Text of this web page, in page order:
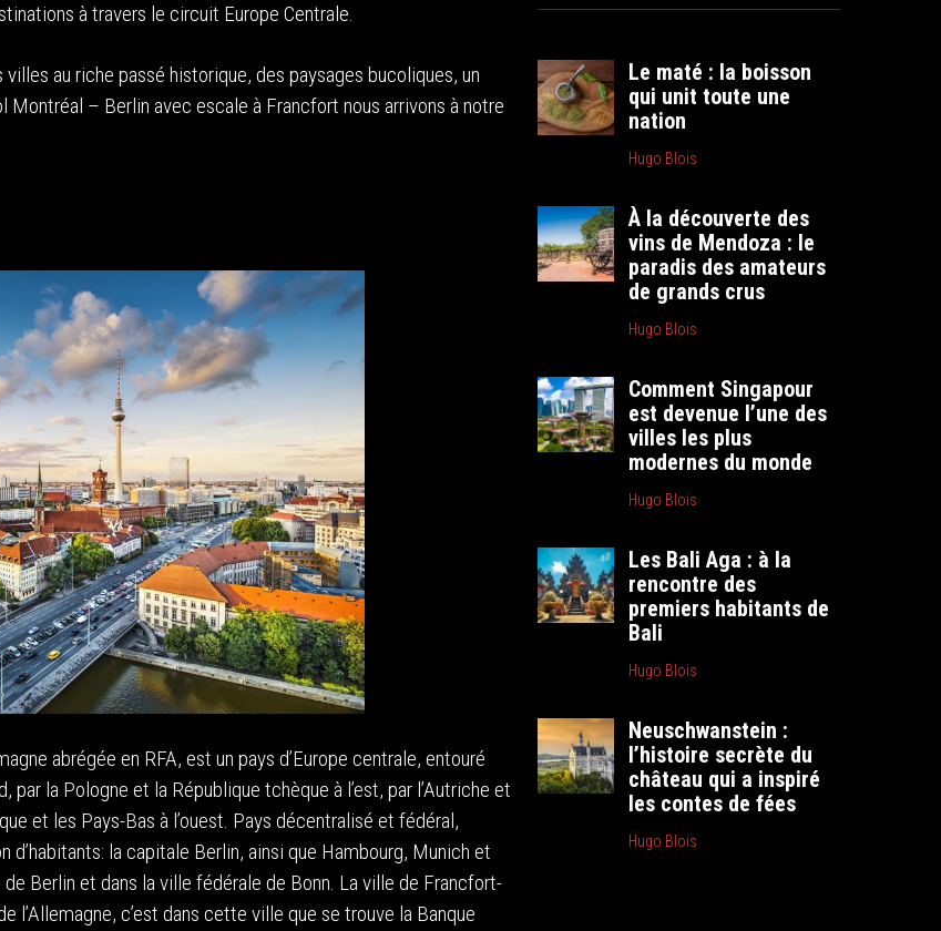
à travers le circuit Europe Centrale.
au riche passé historique, des paysages bucoliques, un
– Berlin avec escale à Francfort nous arrivons à notre
abrégée en RFA, est un pays d’Europe centrale, entouré
la Pologne et la République tchèque à l’est, par l’Autriche et
et les Pays-Bas à l’ouest. Pays décentralisé et fédéral,
la capitale Berlin, ainsi que Hambourg, Munich et
Berlin et dans la ville fédérale de Bonn. La ville de Francfort-
c’est dans cette ville que se trouve la Banque
Le maté : la boisson
qui unit toute une
nation
Hugo Blois
À la découverte des
vins de Mendoza : le
paradis des amateurs
de grands crus
Hugo Blois
Comment Singapour
est devenue l’une des
villes les plus
modernes du monde
Hugo Blois
Les Bali Aga : à la
rencontre des
premiers habitants de
Bali
Hugo Blois
Neuschwanstein :
l’histoire secrète du
château qui a inspiré
les contes de fées
Hugo Blois